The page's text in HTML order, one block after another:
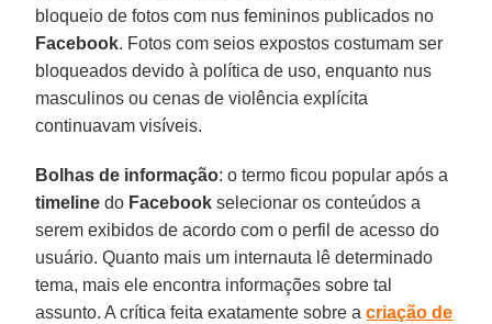
bloqueio de fotos com nus femininos publicados no
Facebook. Fotos com seios expostos costumam ser
bloqueados devido à política de uso, enquanto nus
masculinos ou cenas de violência explícita
continuavam visíveis.
Bolhas de informação: o termo ficou popular após a
timeline do Facebook selecionar os conteúdos a
serem exibidos de acordo com o perfil de acesso do
usuário. Quanto mais um internauta lê determinado
tema, mais ele encontra informações sobre tal
assunto. A crítica feita exatamente sobre acriação de